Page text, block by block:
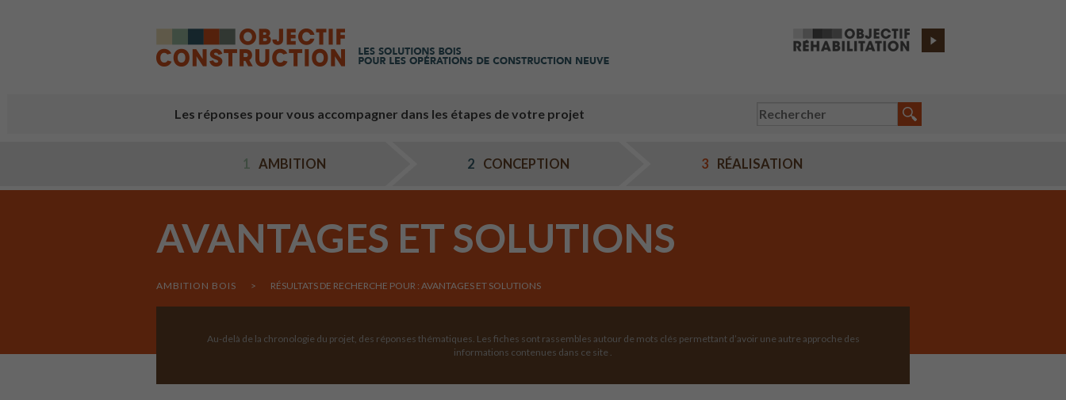
Les réponses pour vous accompagner dans les étapes de votre projet
1 AMBITION 2 CONCEPTION 3 RÉALISATION
AVANTAGES ET SOLUTIONS
AMBITION BOIS > RÉSULTATS DE RECHERCHE POUR : AVANTAGES ET SOLUTIONS
Au-delà de la chronologie du projet, des réponses thématiques. Les fiches sont rassembles autour de mots clés permettant d’avoir une autre approche des
informations contenues dans ce site .